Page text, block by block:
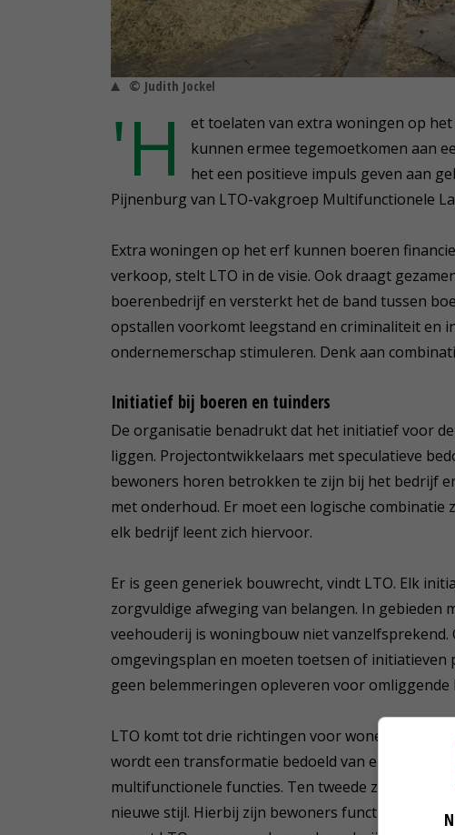
© Judith Jockel
'H
et toelaten van extra woningen op
kunnen ermee tegemoetkomen aan
het een positieve impuls geven aan
Pijnenburg van LTO-vakgroep Multifunctionele
Extra woningen op het erf kunnen boeren
verkoop, stelt LTO in de visie. Ook draagt
boerenbedrijf en versterkt het de band tussen
opstallen voorkomt leegstand en criminaliteit en
ondernemerschap stimuleren. Denk aan
Initiatief bij boeren en tuinders
De organisatie benadrukt dat het initiatief voor
liggen. Projectontwikkelaars met speculatieve
bewoners horen betrokken te zijn bij het bedrijf
met onderhoud. Er moet een logische
elk bedrijf leent zich hiervoor.
Er is geen generiek bouwrecht, vindt LTO. Elk
zorgvuldige afweging van belangen. In
veehouderij is woningbouw niet
omgevingsplan en moeten toetsen of
geen belemmeringen opleveren voor omliggende
LTO komt tot drie richtingen voor wonen op het
wordt een transformatie bedoeld van erven aan
multifunctionele functies. Ten tweede ziet de
nieuwe stijl. Hierbij zijn bewoners functioneel